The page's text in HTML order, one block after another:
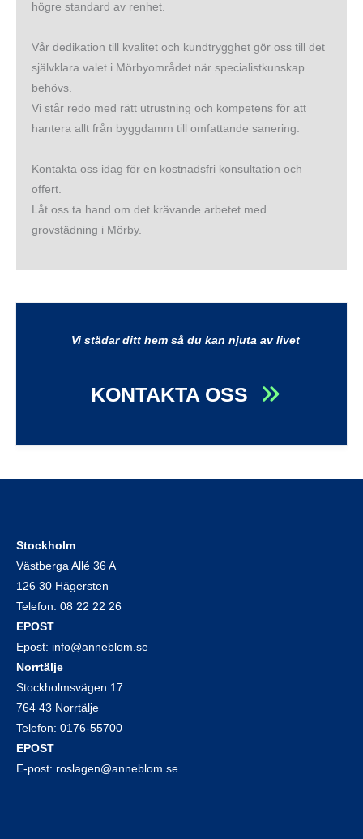
högre standard av renhet.
Vår dedikation till kvalitet och kundtrygghet gör oss till det
självklara valet i Mörbyområdet när specialistkunskap
behövs.
Vi står redo med rätt utrustning och kompetens för att
hantera allt från byggdamm till omfattande sanering.
Kontakta oss idag för en kostnadsfri konsultation och
offert.
Låt oss ta hand om det krävande arbetet med
grovstädning i Mörby.
Vi städar ditt hem så du kan njuta av livet
KONTAKTA OSS
Stockholm
Västberga Allé 36 A
126 30 Hägersten
Telefon: 08 22 22 26
EPOST
Epost: info@anneblom.se
Norrtälje
Stockholmsvägen 17
764 43 Norrtälje
Telefon: 0176-55700
EPOST
E-post: roslagen@anneblom.se